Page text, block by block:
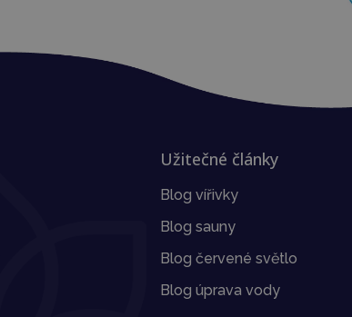
Užitečné články
Blog vířivky
Blog sauny
Blog červené světlo
Blog úprava vody